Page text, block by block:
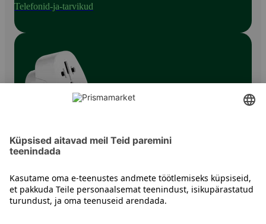
Telefonid-ja-tarvikud
Telefonitarvikud